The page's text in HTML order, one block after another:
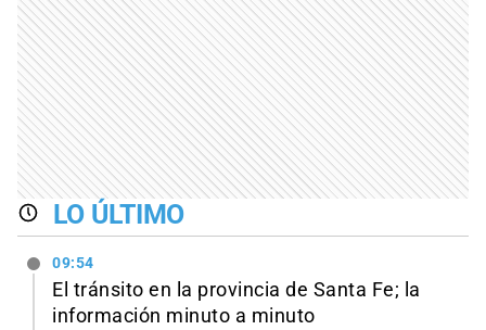
LO ÚLTIMO
09:54
El tránsito en la provincia de Santa Fe; la
información minuto a minuto